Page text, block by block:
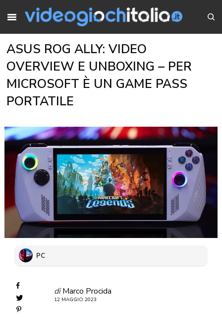
ASUS ROG ALLY: VIDEO
OVERVIEW E UNBOXING – PER
MICROSOFT È UN GAME PASS
PORTATILE
PC
di Marco Procida
12 MAGGIO 2023